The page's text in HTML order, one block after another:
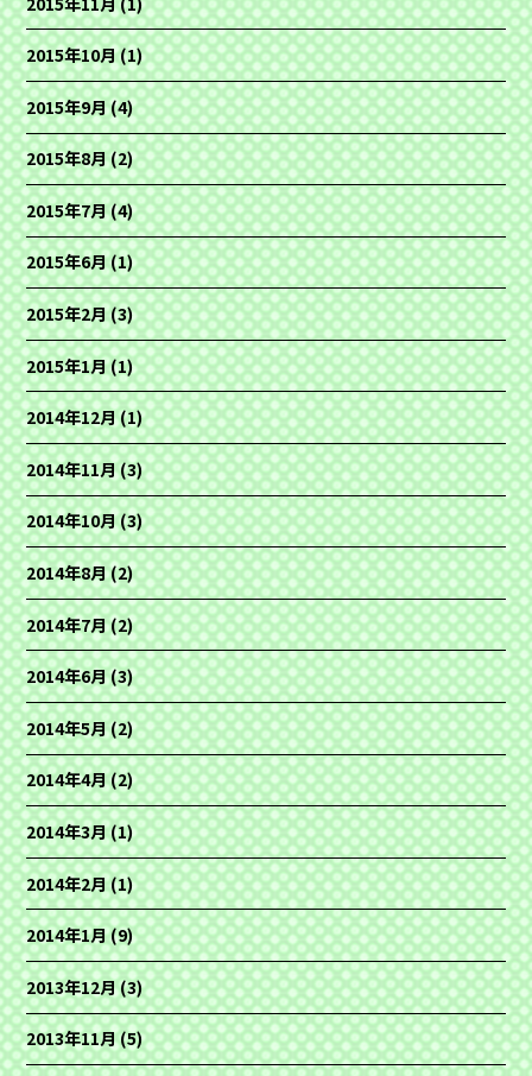
2015年10月(1)
2015年9月(4)
2015年8月(2)
2015年7月(4)
2015年6月(1)
2015年2月(3)
2015年1月(1)
2014年12月(1)
2014年11月(3)
2014年10月(3)
2014年8月(2)
2014年7月(2)
2014年6月(3)
2014年5月(2)
2014年4月(2)
2014年3月(1)
2014年2月(1)
2014年1月(9)
2013年12月(3)
2013年11月(5)